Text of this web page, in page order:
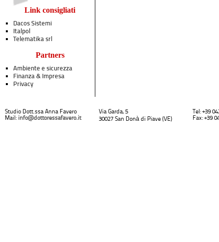
Link consigliati
Dacos Sistemi
Italpol
Telematika srl
Partners
Ambiente e sicurezza
Finanza & Impresa
Privacy
Studio Dott.ssa Anna Favero
Mail: info@dottoressafavero.it
Via Garda, 5
30027 San Donà di Piave (VE)
Tel: +39
Fax: +39